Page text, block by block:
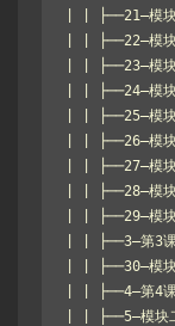
| | ├──21–模
| | ├──22–模
| | ├──23–模
| | ├──24–模
| | ├──25–模
| | ├──26–模
| | ├──27–模
| | ├──28–模
| | ├──29–模
| | ├──3–第3
| | ├──30–模
| | ├──4–第4
| | ├──5–模块